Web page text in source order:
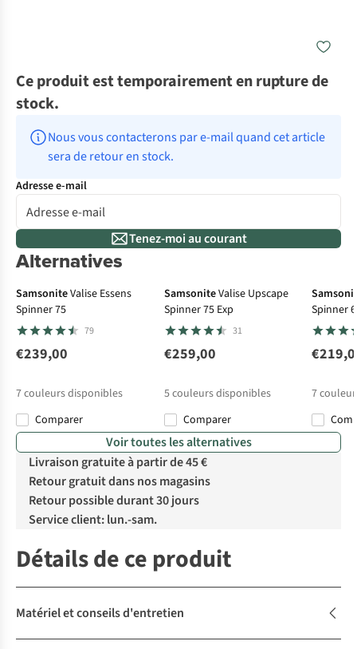
Ce produit est temporairement en rupture de
stock.
Nous vous contacterons par e-mail quand cet article
sera de retour en stock.
Adresse e-mail
Tenez-moi au courant
Alternatives
SamsoniteValise Essens
Spinner 75
79
€239,00
7couleurs disponibles
Comparer
SamsoniteValise Upscape
Spinner 75 Exp
31
€259,00
5couleurs disponibles
Comparer
Spinner
7
Voir toutes les alternatives
Livraison gratuite à partir de 45 €
Retour gratuit dans nos magasins
Retour possible durant 30 jours
Service client: lun.-sam.
Détails de ce produit
Matériel et conseils d'entretien